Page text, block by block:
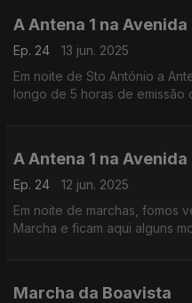
A Antena 1 na
Ep. 24
13 jun. 2025
Em noite de Sto António a
longo de 5 horas de emissão
A Antena 1 na
Ep. 24
12 jun. 2025
Em noite de marchas, fomos
Marcha e ficam aqui alguns
Marcha da Boavista